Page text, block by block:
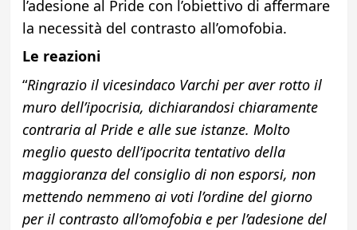
l’adesione al Pride con l’obiettivo di affermare
la necessità del contrasto all’omofobia.
Le reazioni
“Ringrazio il vicesindaco Varchi per aver rotto il
muro dell’ipocrisia, dichiarandosi chiaramente
contraria al Pride e alle sue istanze. Molto
meglio questo dell’ipocrita tentativo della
maggioranza del consiglio di non esporsi, non
mettendo nemmeno ai voti l’ordine del giorno
per il contrasto all’omofobia e per l’adesione del